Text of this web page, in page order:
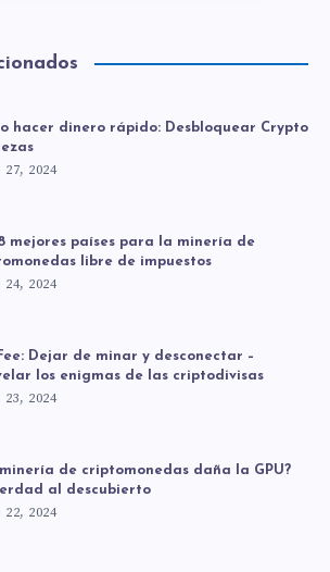
hacer dinero rápido: Desbloquear Crypto
2024
mejores países para la minería de
libre de impuestos
2024
Dejar de minar y desconectar –
los enigmas de las criptodivisas
2024
de criptomonedas daña la GPU?
al descubierto
2024